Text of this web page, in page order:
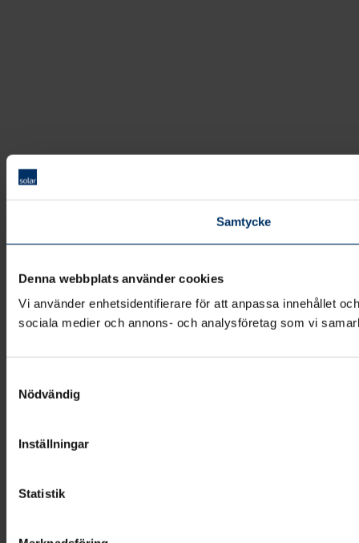
Samtycke
Denna webbplats använder cookies
Vi använder enhetsidentifierare för att anpassa innehållet
sociala medier och annons- och analysföretag som vi
Nödvändig
Inställningar
Statistik